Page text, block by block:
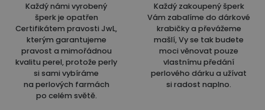
Každý námi vyrobený
šperk je opatřen
Certifikátem pravosti JwL,
kterým garantujeme
pravost a mimořádnou
kvalitu perel, protože perly
si sami vybíráme
na perlových farmách
po celém světě.
Každý zakoupený šperk
Vám zabalíme do dárkové
krabičky a převážeme
mašlí, Vy se tak budete
moci věnovat pouze
vlastnímu předání
perlového dárku a užívat
si radost naplno.